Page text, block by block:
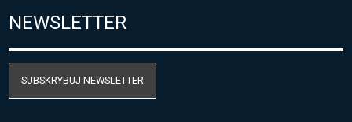
NEWSLETTER
SUBSKRYBUJ NEWSLETTER